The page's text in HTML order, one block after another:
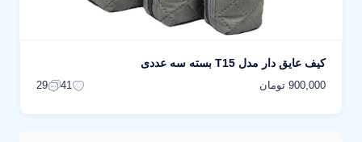
کیف عایق دار مدل T15 بسته سه عددی
900,000 تومان 41
29